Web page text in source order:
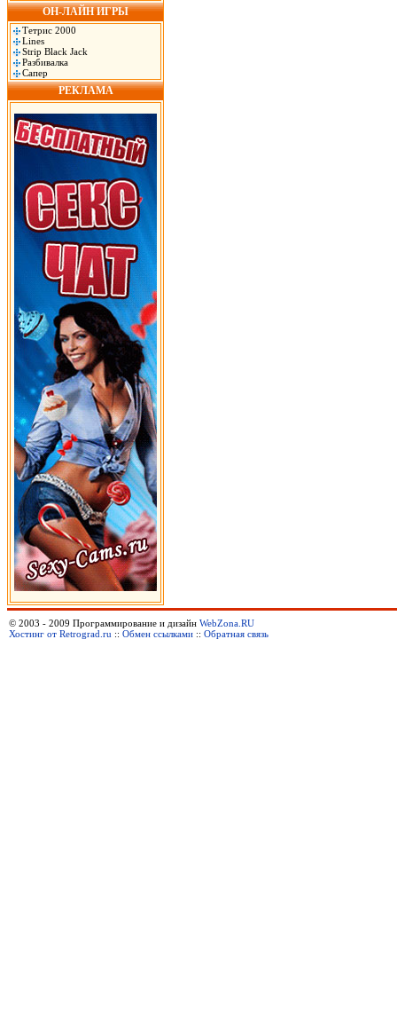
ОН-ЛАЙН ИГРЫ
Тетрис 2000
Lines
Strip Black Jack
Разбивалка
Сапер
РЕКЛАМА
© 2003 - 2009 Программирование и дизайн WebZona.RU
Хостинг от Retrograd.ru :: Обмен ссылками :: Обратная связь